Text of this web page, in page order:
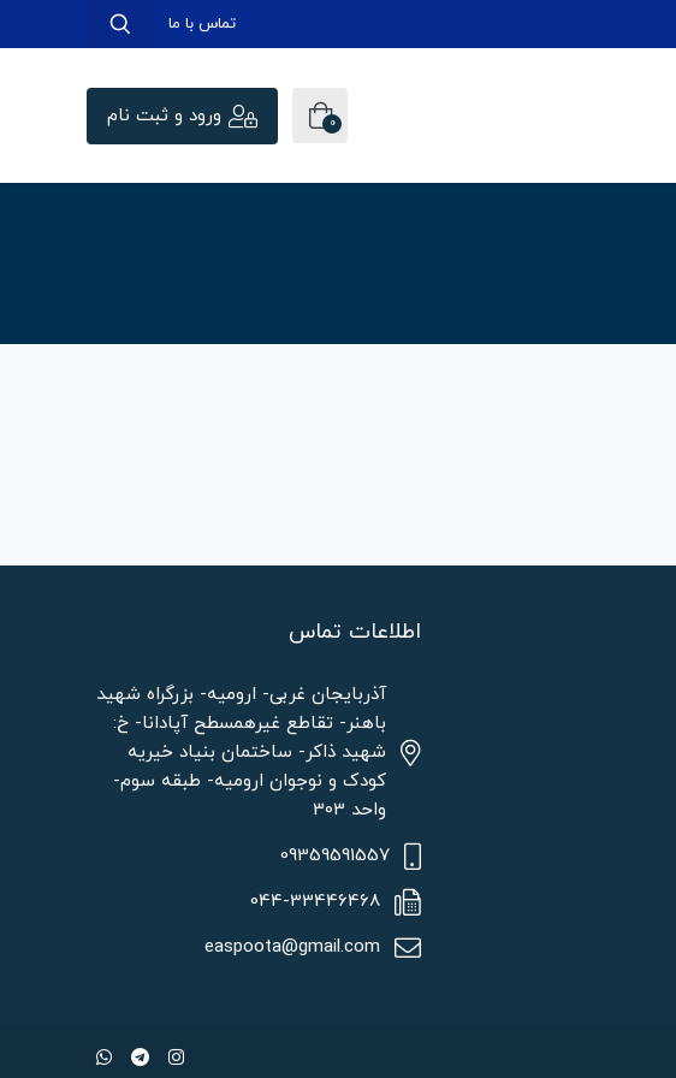
تماس با ما
0 ورود و ثبت نام
اطلاعات تماس
آذربایجان غربی- ارومیه- بزرگراه شهید
باهنر- تقاطع غیرهمسطح آپادانا- خ:
شهید ذاکر- ساختمان بنیاد خیریه
کودک و نوجوان ارومیه- طبقه سوم-
واحد 303
09359591557
044-33446468
easpoota@gmail.com